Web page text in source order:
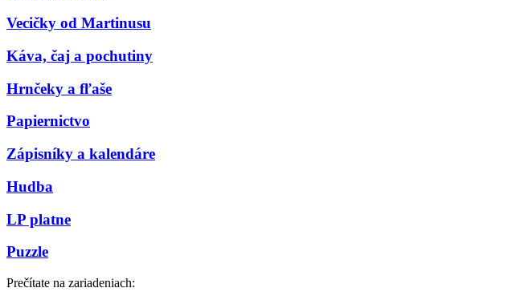
Vecičky od Martinusu
Káva, čaj a pochutiny
Hrnčeky a fľaše
Papiernictvo
Zápisníky a kalendáre
Hudba
LP platne
Puzzle
Prečítate na zariadeniach: